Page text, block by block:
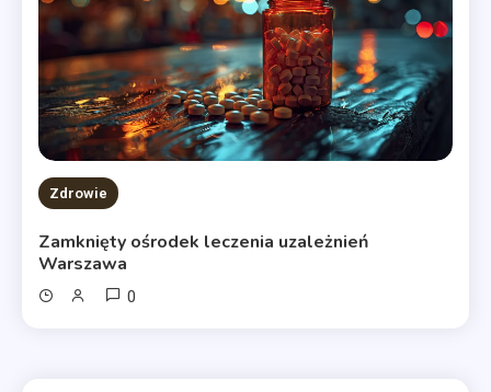
Zdrowie
Zamknięty ośrodek leczenia uzależnień
Warszawa
0